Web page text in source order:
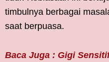
timbulnya berbagai
saat berpuasa.
Baca Juga : Gigi